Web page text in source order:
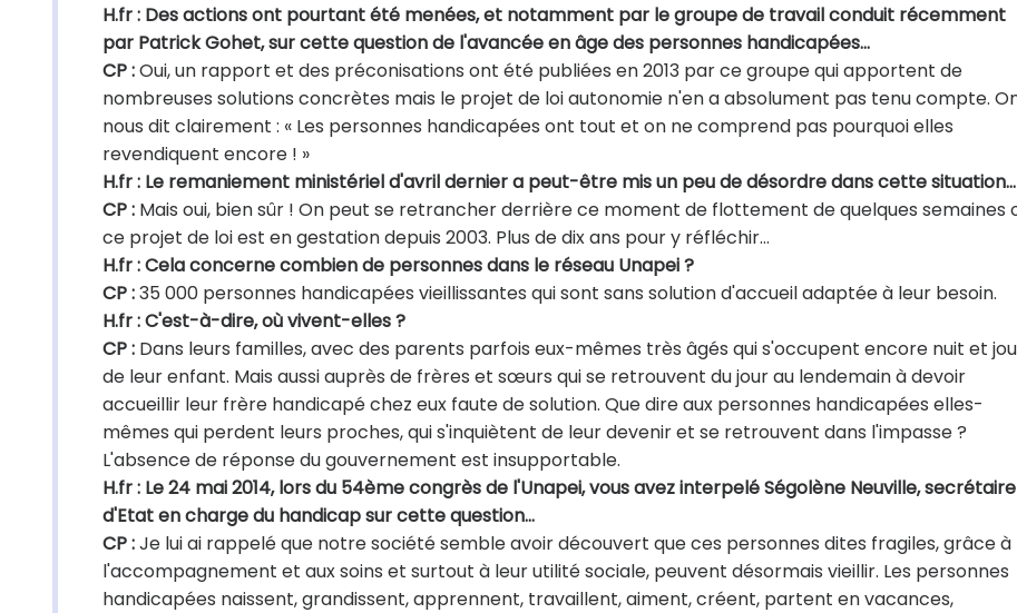
H.fr : Des actions ont pourtant été menées, et notamment par le groupe de travail conduit récemment
par Patrick Gohet, sur cette question de l'avancée en âge des personnes handicapées…
CP :Oui, un rapport et des préconisations ont été publiées en 2013 par ce groupe qui apportent de
nombreuses solutions concrètes mais le projet de loi autonomie n'en a absolument pas tenu compte.
nous dit clairement : « Les personnes handicapées ont tout et on ne comprend pas pourquoi elles
revendiquent encore ! »
H.fr : Le remaniement ministériel d'avril dernier a peut-être mis un peu de désordre dans cette situation…
CP : Mais oui, bien sûr ! On peut se retrancher derrière ce moment de flottement de quelques semaines
ce projet de loi est en gestation depuis 2003. Plus de dix ans pour y réfléchir…
H.fr : Cela concerne combien de personnes dans le réseau Unapei ?
CP :35 000 personnes handicapées vieillissantes qui sont sans solution d'accueil adaptée à leur besoin.
H.fr : C'est-à-dire, où vivent-elles ?
CP : Dans leurs familles, avec des parents parfois eux-mêmes très âgés qui s'occupent encore nuit et
de leur enfant. Mais aussi auprès de frères et sœurs qui se retrouvent du jour au lendemain à devoir
accueillir leur frère handicapé chez eux faute de solution. Que dire aux personnes handicapées elles-
mêmes qui perdent leurs proches, qui s'inquiètent de leur devenir et se retrouvent dans l'impasse ?
L'absence de réponse du gouvernement est insupportable.
H.fr : Le 24 mai 2014, lors du 54ème congrès de l'Unapei, vous avez interpelé Ségolène Neuville, secrétaire
d'Etat en charge du handicap sur cette question…
CP :Je lui ai rappelé que notre société semble avoir découvert que ces personnes dites fragiles, grâce à
l'accompagnement et aux soins et surtout à leur utilité sociale, peuvent désormais vieillir. Les personnes
handicapées naissent, grandissent, apprennent, travaillent, aiment, créent, partent en vacances,